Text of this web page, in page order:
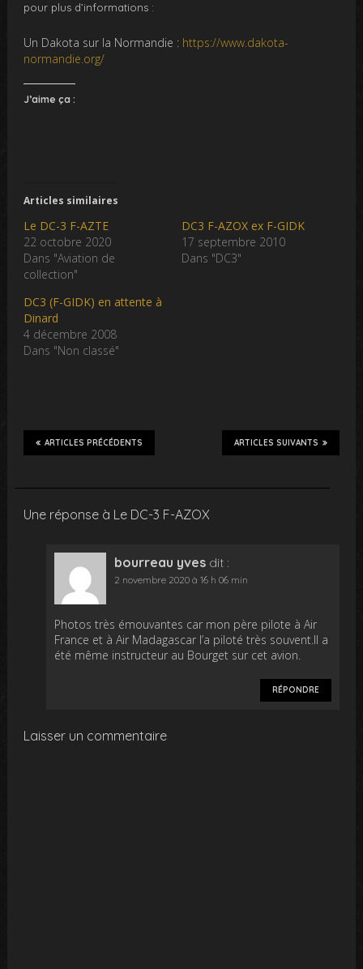
pour plus d’informations :
Un Dakota sur la Normandie : https://www.dakota-
normandie.org/
J’aime ça :
Articles similaires
Le DC-3 F-AZTE
22 octobre 2020
Dans "Aviation de
collection"
DC3 F-AZOX ex F-GIDK
17 septembre 2010
Dans "DC3"
DC3 (F-GIDK) en attente à
Dinard
4 décembre 2008
Dans "Non classé"
ARTICLES SUIVANTS
ARTICLES PRÉCÉDENTS
Une réponse à Le DC-3 F-AZOX
bourreau yves dit :
2 novembre 2020 à 16 h 06 min
Photos très émouvantes car mon père pilote à Air
France et à Air Madagascar l’a piloté très souvent.Il a
été même instructeur au Bourget sur cet avion.
RÉPONDRE
Laisser un commentaire